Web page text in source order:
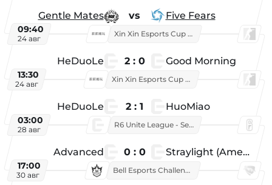
Gentle Mates vs Five Fears
09:40
24 авг
Xin Xin Esports Cup 2025
HeDuoLe 2 : 0 Good Morning
13:30
24 авг
Xin Xin Esports Cup 2026
HeDuoLe 2 : 1 HuoMiao
03:00
28 авг
R6 Unite League - Season 1
Advanced 0 : 0 Straylight (American team)
17:00
30 авг
Bell Esports Challenge 2026